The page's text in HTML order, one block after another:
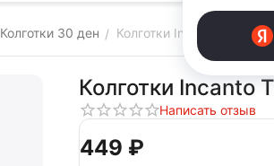
Колготки 30 ден / Колготки Incanto Trendy
Колготки Incanto
Написать отзыв
‍449‍ ₽